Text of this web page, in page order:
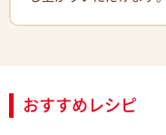
おすすめレシピ